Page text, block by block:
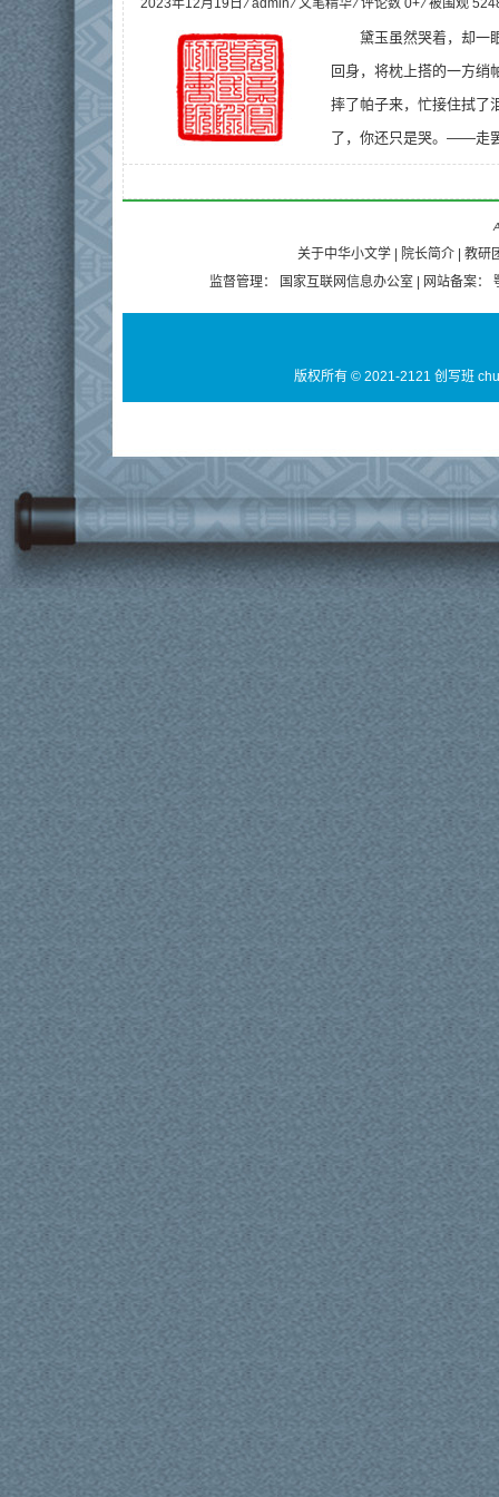
2023年12月19日 ⁄admin⁄文笔精华⁄ 评论数 0+ ⁄ 被围观
黛玉虽然哭着，却一
回身，将枕上搭的一方绡
摔了帕子来，忙接住拭了
了，你还只是哭。——走
关于中华小文学 院长简介
教研
监督管理：
国家互联网信息办公室 | 网站备案：
版权所有 © 2021-2121 创写班